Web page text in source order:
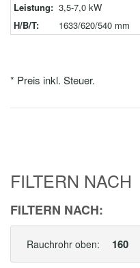
Leistung: 3,5-7,0 kW
H/B/T:
1633/620/540 mm
* Preis inkl. Steuer.
FILTERN NACH
FILTERN NACH:
Rauchrohr oben: 160